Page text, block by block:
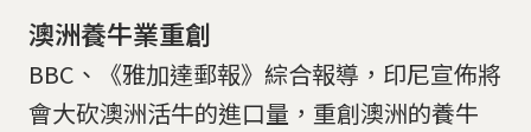
澳洲養牛業重創
BBC、《雅加達郵報》綜合報導，印尼宣佈將
會大砍澳洲活牛的進口量，重創澳洲的養牛